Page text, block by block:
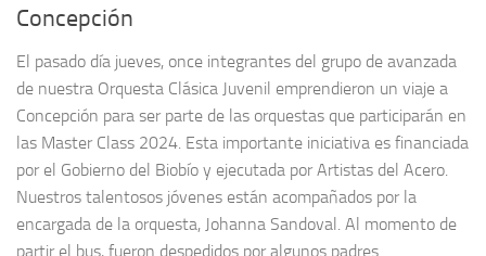
Concepción
El pasado día jueves, once integrantes del grupo de avanzada
de nuestra Orquesta Clásica Juvenil emprendieron un viaje a
Concepción para ser parte de las orquestas que participarán en
las Master Class 2024. Esta importante iniciativa es financiada
por el Gobierno del Biobío y ejecutada por Artistas del Acero.
Nuestros talentosos jóvenes están acompañados por la
encargada de la orquesta, Johanna Sandoval. Al momento de
partir el bus, fueron despedidos por algunos padres